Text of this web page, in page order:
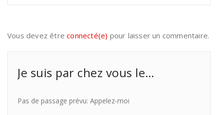
Vous devez êtreconnecté(e) pour laisser un commentaire.
Je suis par chez vous le…
Pas de passage prévu: Appelez-moi